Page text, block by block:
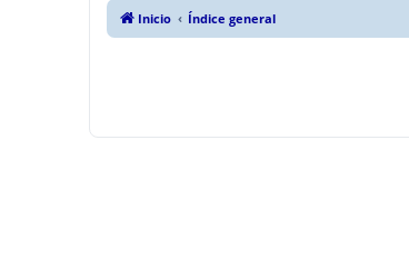
Inicio Índice general